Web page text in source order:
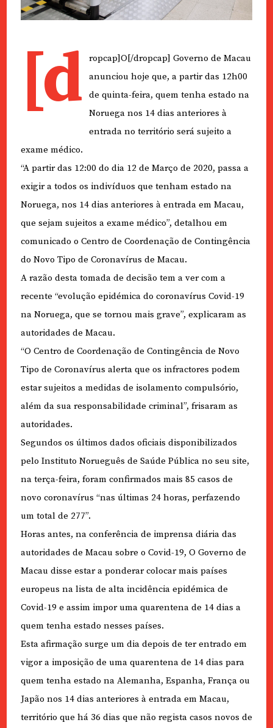
[d
ropcap]O[/dropcap] Governo de Macau
anunciou hoje que, a partir das 12h00
de quinta-feira, quem tenha estado na
Noruega nos 14 dias anteriores à
entrada no território será sujeito a
exame médico.
“A partir das 12:00 do dia 12 de Março de 2020, passa a
exigir a todos os indivíduos que tenham estado na
Noruega, nos 14 dias anteriores à entrada em Macau,
que sejam sujeitos a exame médico”, detalhou em
comunicado o Centro de Coordenação de Contingência
do Novo Tipo de Coronavírus de Macau.
A razão desta tomada de decisão tem a ver com a
recente “evolução epidémica do coronavírus Covid-19
na Noruega, que se tornou mais grave”, explicaram as
autoridades de Macau.
“O Centro de Coordenação de Contingência de Novo
Tipo de Coronavírus alerta que os infractores podem
estar sujeitos a medidas de isolamento compulsório,
além da sua responsabilidade criminal”, frisaram as
autoridades.
Segundos os últimos dados oficiais disponibilizados
pelo Instituto Norueguês de Saúde Pública no seu site,
na terça-feira, foram confirmados mais 85 casos de
novo coronavírus “nas últimas 24 horas, perfazendo
um total de 277”.
Horas antes, na conferência de imprensa diária das
autoridades de Macau sobre o Covid-19, O Governo de
Macau disse estar a ponderar colocar mais países
europeus na lista de alta incidência epidémica de
Covid-19 e assim impor uma quarentena de 14 dias a
quem tenha estado nesses países.
Esta afirmação surge um dia depois de ter entrado em
vigor a imposição de uma quarentena de 14 dias para
quem tenha estado na Alemanha, Espanha, França ou
Japão nos 14 dias anteriores à entrada em Macau,
território que há 36 dias que não regista casos novos de